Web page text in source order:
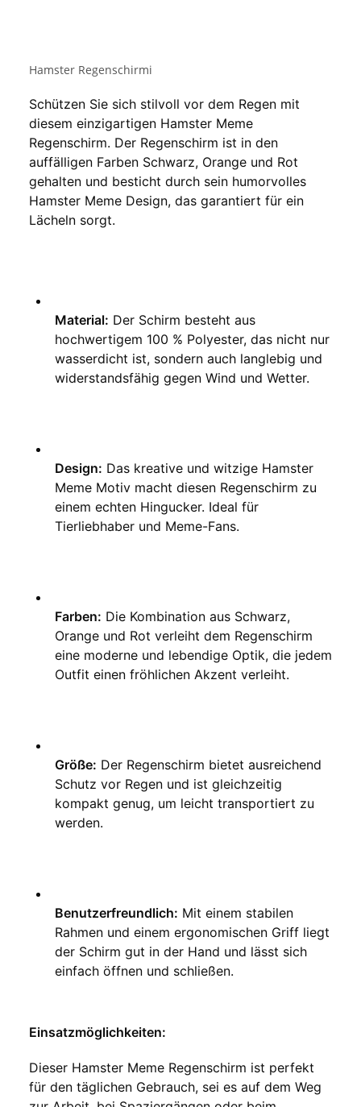
Hamster Regenschirmi
Schützen Sie sich stilvoll vor dem Regen mit
diesem einzigartigen Hamster Meme
Regenschirm. Der Regenschirm ist in den
auffälligen Farben Schwarz, Orange und Rot
gehalten und besticht durch sein humorvolles
Hamster Meme Design, das garantiert für ein
Lächeln sorgt.
Material: Der Schirm besteht aus
hochwertigem 100 % Polyester, das nicht nur
wasserdicht ist, sondern auch langlebig und
widerstandsfähig gegen Wind und Wetter.
Design: Das kreative und witzige Hamster
Meme Motiv macht diesen Regenschirm zu
einem echten Hingucker. Ideal für
Tierliebhaber und Meme-Fans.
Farben: Die Kombination aus Schwarz,
Orange und Rot verleiht dem Regenschirm
eine moderne und lebendige Optik, die jedem
Outfit einen fröhlichen Akzent verleiht.
Größe: Der Regenschirm bietet ausreichend
Schutz vor Regen und ist gleichzeitig
kompakt genug, um leicht transportiert zu
werden.
Benutzerfreundlich: Mit einem stabilen
Rahmen und einem ergonomischen Griff liegt
der Schirm gut in der Hand und lässt sich
einfach öffnen und schließen.
Einsatzmöglichkeiten:
Dieser Hamster Meme Regenschirm ist perfekt
für den täglichen Gebrauch, sei es auf dem Weg